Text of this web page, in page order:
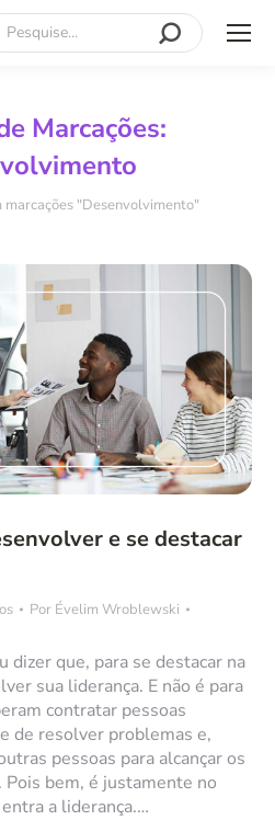
Marcações:
marcações "Desenvolvimento"
e se destacar
Por Évelim Wroblewski
dizer que, para se destacar na
sua liderança. E não é para
contratar pessoas
de resolver problemas e,
pessoas para alcançar os
Pois bem, é justamente no
a liderança.…